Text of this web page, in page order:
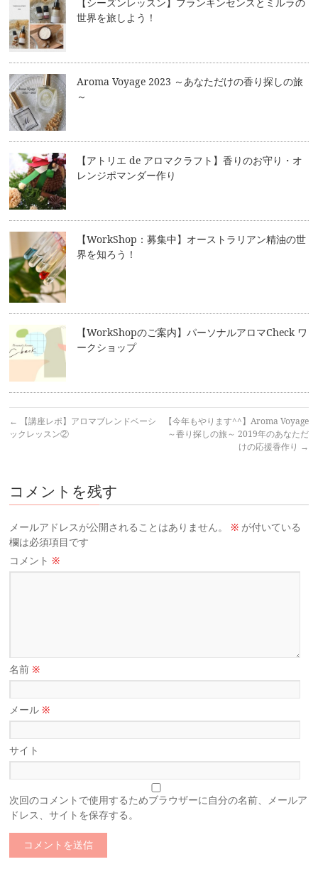
【シーズンレッスン】フランキンセンスとミルラの
世界を旅しよう！
Aroma Voyage 2023 ～あなただけの香り探しの旅
～
【アトリエ de アロマクラフト】香りのお守り・オ
レンジポマンダー作り
【WorkShop：募集中】オーストラリアン精油の世
界を知ろう！
【WorkShopのご案内】パーソナルアロマCheck ワ
ークショップ
←
【講座レポ】アロマブレンドベーシ
ックレッスン②
【今年もやります^^】Aroma Voyage
～香り探しの旅～ 2019年のあなただ
けの応援香作り →
コメントを残す
メールアドレスが公開されることはありません。 ※ が付いている
欄は必須項目です
コメント ※
名前 ※
メール ※
サイト
次回のコメントで使用するためブラウザーに自分の名前、メールア
ドレス、サイトを保存する。